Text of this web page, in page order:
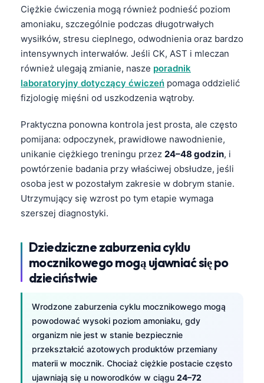
Ciężkie ćwiczenia mogą również podnieść poziom
amoniaku, szczególnie podczas długotrwałych
wysiłków, stresu cieplnego, odwodnienia oraz bardzo
intensywnych interwałów. Jeśli CK, AST i mleczan
również ulegają zmianie, nasze poradnik
laboratoryjny dotyczący ćwiczeń pomaga oddzielić
fizjologię mięśni od uszkodzenia wątroby.
Praktyczna ponowna kontrola jest prosta, ale często
pomijana: odpoczynek, prawidłowe nawodnienie,
unikanie ciężkiego treningu przez 24–48 godzin, i
powtórzenie badania przy właściwej obsłudze, jeśli
osoba jest w pozostałym zakresie w dobrym stanie.
Utrzymujący się wzrost po tym etapie wymaga
szerszej diagnostyki.
Dziedziczne zaburzenia cyklu
mocznikowego mogą ujawniać się po
dzieciństwie
Wrodzone zaburzenia cyklu mocznikowego mogą
powodować wysoki poziom amoniaku, gdy
organizm nie jest w stanie bezpiecznie
przekształcić azotowych produktów przemiany
materii w mocznik. Chociaż ciężkie postacie często
ujawniają się u noworodków w ciągu 24–72
Lietuvių kalba
한국어
Slovenščina
Magyar
বাংলা
اردو
తెలుగు
தமிழ்
ગુજરાતી
ಕನ್ನಡ
Tiếng Việt
Tagalog
ไทย
ဗမာစာ
ភាសាខ្មែរ